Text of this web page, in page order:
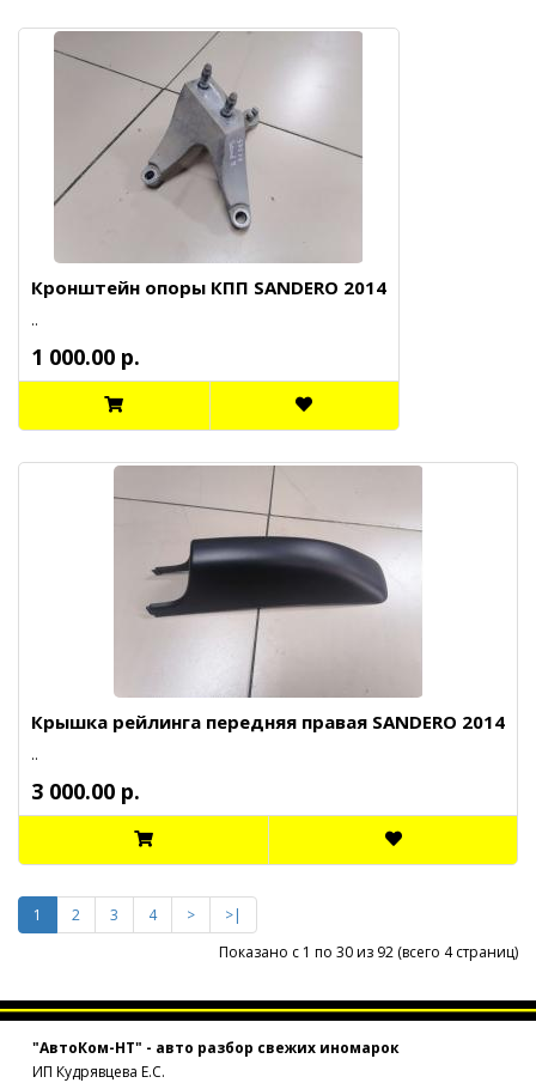
Кронштейн опоры КПП SANDERO 2014
..
1 000.00 р.
Крышка рейлинга передняя правая SANDERO 2014
..
3 000.00 р.
1 2 3 4 >
>|
Показано с 1 по 30 из 92 (всего 4 страниц)
"АвтоКом-НТ" - авто разбор свежих иномарок
ИП Кудрявцева Е.С.